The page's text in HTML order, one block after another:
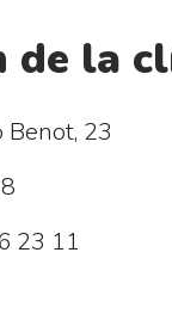
de la
Benot, 23
23 11